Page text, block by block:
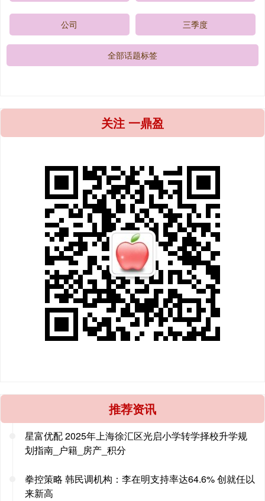
公司 三季度
全部话题标签
关注 一鼎盈
推荐资讯
星富优配 2025年上海徐汇区光启小学转学择校升学规
划指南_户籍_房产_积分
拳控策略 韩民调机构：李在明支持率达64.6% 创就任以
来新高